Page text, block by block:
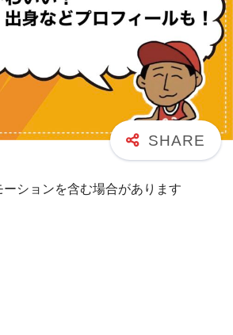
ションを含む場合があります